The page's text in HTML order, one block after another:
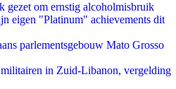
gezet om ernstig alcoholmisbruik
eigen "Platinum" achievements dit
parlementsgebouw Mato Grosso
in Zuid-Libanon, vergelding